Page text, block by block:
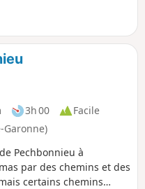
3h 00
Facile
Garonne)
Pechbonnieu à
par des chemins et des
certains chemins